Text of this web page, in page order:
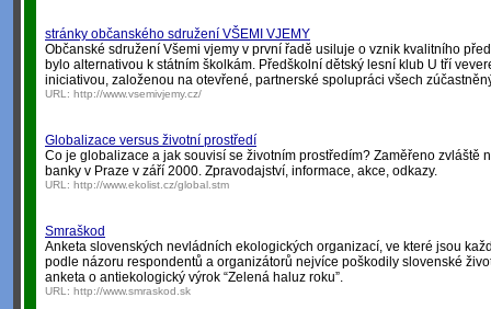
stránky občanského sdružení VŠEMI VJEMY
Občanské sdružení Všemi vjemy v první řadě usiluje o vznik kvalitního
bylo alternativou k státním školkám. Předškolní dětský lesní klub U tří
iniciativou, založenou na otevřené, partnerské spolupráci všech
URL: http://www.vsemivjemy.cz/
Globalizace versus životní prostředí
Co je globalizace a jak souvisí se životním prostředím? Zaměřeno zvláště
banky v Praze v září 2000. Zpravodajství, informace, akce, odkazy.
URL: http://www.ekolist.cz/global.stm
Smraškod
Anketa slovenských nevládních ekologických organizací, ve které jsou
podle názoru respondentů a organizátorů nejvíce poškodily slovenské
anketa o antiekologický výrok “Zelená haluz roku”.
URL: http://www.smraskod.sk